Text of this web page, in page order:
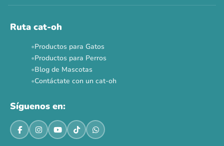
Ruta cat-oh
Productos para Gatos
Productos para Perros
Blog de Mascotas
Contáctate con un cat-oh
Síguenos en: